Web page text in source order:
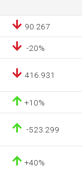
90.267
-20%
416.931
+10%
-523.299
+40%